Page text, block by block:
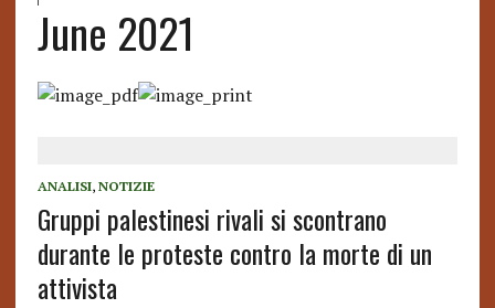
June 2021
ANALISI, NOTIZIE
Gruppi palestinesi rivali si scontrano
durante le proteste contro la morte di un
attivista